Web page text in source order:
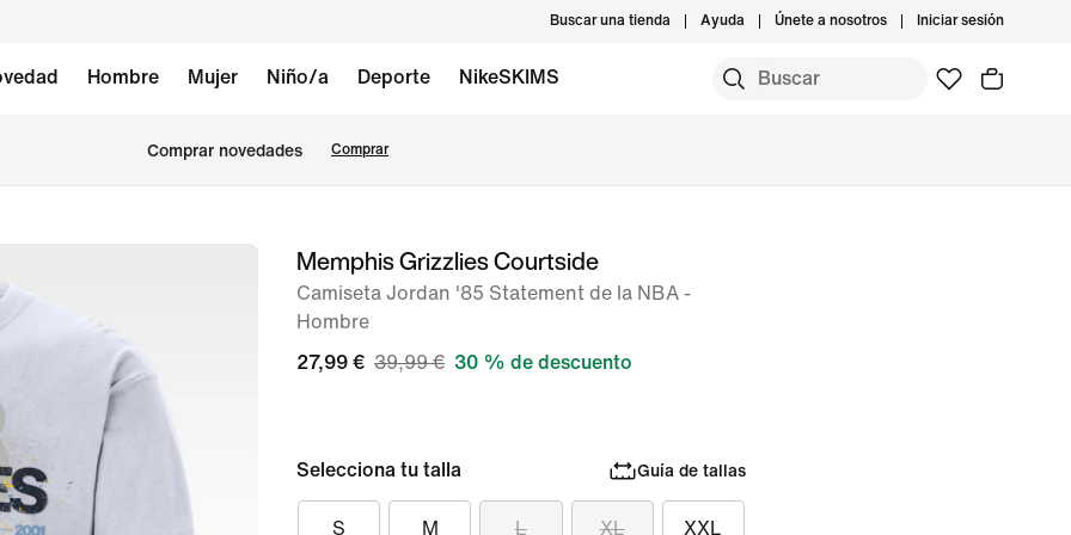
Buscar una tienda Ayuda Únete a nosotros Iniciar sesión
Hombre Mujer Niño/a Deporte NikeSKIMS
Comprar novedades Comprar
ImagenMemphis Grizzlies Courtside
Camiseta Jordan '85 Statement de la NBA -
Hombre
27,99 € 39,99 € 30 % de descuento
Selecciona tu talla Guía de tallas
S M L XL XXL